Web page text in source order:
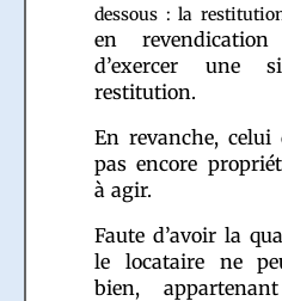
dessous : la
en
d’exercer une
restitution.
En revanche,
pas encore
à agir.
Faute d’avoir la
le locataire ne
bien,